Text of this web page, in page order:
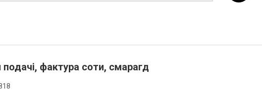
фактура соти, смарагд